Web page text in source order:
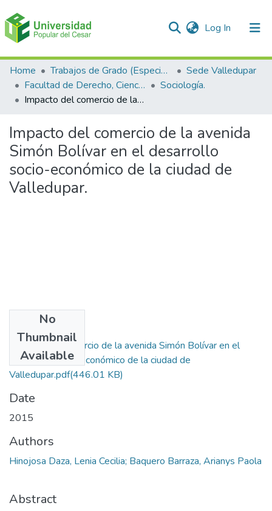
Log In (current)
Communities & Collections
All of DSpace
Home Trabajos de Grado (Especializaciones y Pregrados)
Sede Valledupar
Facultad de Derecho, Ciencias Políticas y Sociales.
Sociología.
Impacto del comercio de la avenida Simón Bolívar en el desarrollo socio-económico de la ciudad de Valledupar.
Impacto del comercio de la avenida
Simón Bolívar en el desarrollo
socio-económico de la ciudad de
Valledupar.
No
Thumbnail
Available
Impacto del comercio de la avenida Simón Bolívar en el
desarrollo socio-económico de la ciudad de
Valledupar.pdf(446.01 KB)
Date
2015
Authors
Hinojosa Daza, Lenia Cecilia; Baquero Barraza, Arianys Paola
Abstract